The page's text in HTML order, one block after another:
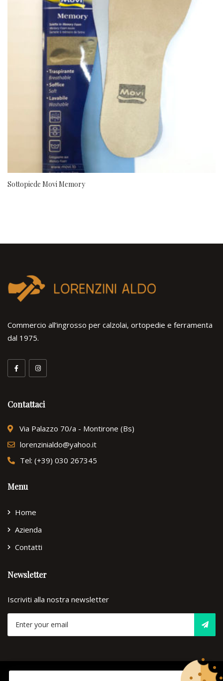
Sottopiede Movi Memory
Commercio all’ingrosso per calzolai, ortopedie e ferramenta
dal 1975.
Contattaci
Via Palazzo 70/a - Montirone (Bs)
lorenzinialdo@yahoo.it
Tel: (+39) 030 267345
Menu
Home
Azienda
Contatti
Newsletter
Iscriviti alla nostra newsletter